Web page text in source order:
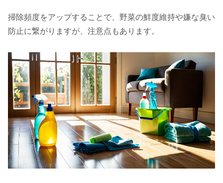
掃除頻度をアップすることで、野菜の鮮度維持や嫌な臭い
防止に繋がりますが、注意点もあります。